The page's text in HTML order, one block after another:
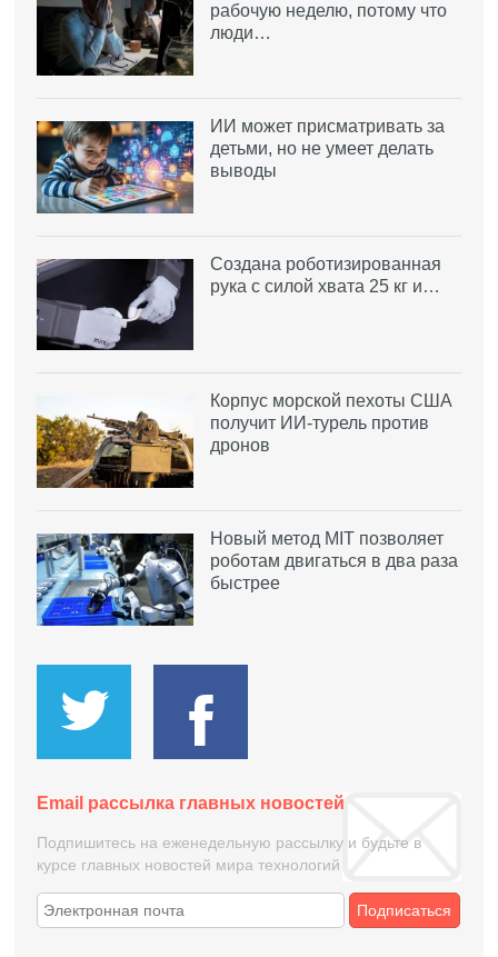
рабочую неделю, потому что
люди…
ИИ может присматривать за
детьми, но не умеет делать
выводы
Создана роботизированная
рука с силой хвата 25 кг и…
Корпус морской пехоты США
получит ИИ-турель против
дронов
Новый метод MIT позволяет
роботам двигаться в два раза
быстрее
Email рассылка главных новостей
Подпишитесь на еженедельную рассылку и будьте в
курсе главных новостей мира технологий
Подписаться